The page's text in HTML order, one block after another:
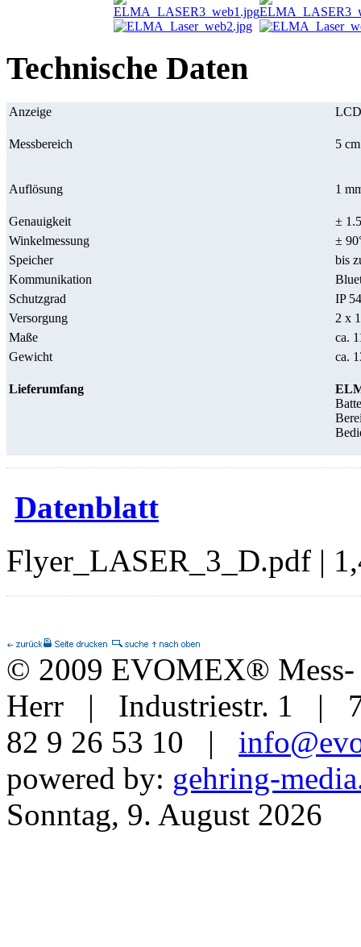
Technische Daten
Anzeige LCD
Messbereich 5
Auflösung 1
Genauigkeit
±
Winkelmessung
±
Speicher
bis
Kommunikation
Schutzgrad
IP 54
Versorgung
2 x
Maße
ca.
Gewicht
ca.
Lieferumfang
Datenblatt
Flyer_LASER_3_D.pdf |
© 2009 EVOMEX®
Herr | Industriestr. 1 |
82 9 26 53 10 |
powered by: gehring-
Sonntag, 9. August 2026